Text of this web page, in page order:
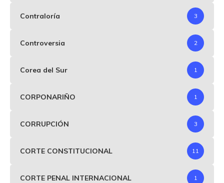
Contraloría 3
Controversia 2
Corea del Sur 1
CORPONARIÑO 1
CORRUPCIÓN 3
CORTE CONSTITUCIONAL 11
CORTE PENAL INTERNACIONAL 1